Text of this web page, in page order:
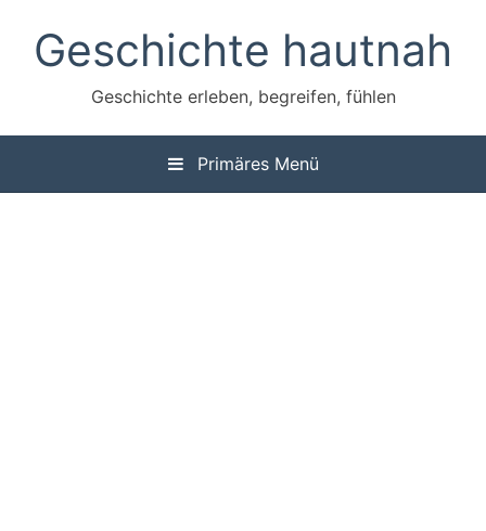
Inhalt
springenGeschichte hautnah
Geschichte erleben, begreifen, fühlen
Primäres Menü